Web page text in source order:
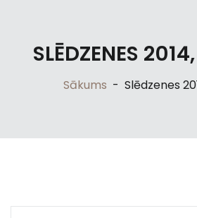
SLĒDZENES
Sākums - Slēdzenes